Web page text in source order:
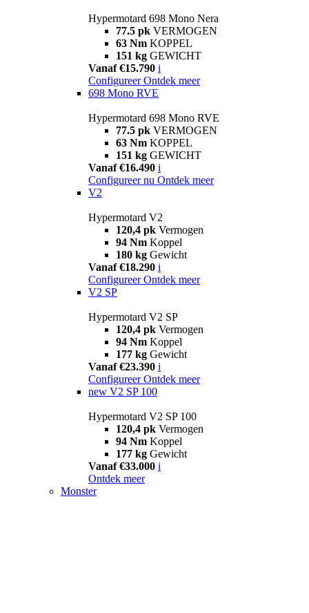
Hypermotard 698 Mono Nera
77.5 pk VERMOGEN
63 Nm KOPPEL
151 kg GEWICHT
Vanaf €15.790 i
Configureer Ontdek meer
698 Mono RVE
Hypermotard 698 Mono RVE
77.5 pk VERMOGEN
63 Nm KOPPEL
151 kg GEWICHT
Vanaf €16.490 i
Configureer nu Ontdek meer
V2
Hypermotard V2
120,4 pk Vermogen
94 Nm Koppel
180 kg Gewicht
Vanaf €18.290 i
Configureer Ontdek meer
V2 SP
Hypermotard V2 SP
120,4 pk Vermogen
94 Nm Koppel
177 kg Gewicht
Vanaf €23.390 i
Configureer Ontdek meer
new V2 SP 100
Hypermotard V2 SP 100
120,4 pk Vermogen
94 Nm Koppel
177 kg Gewicht
Vanaf €33.000 i
Ontdek meer
Monster